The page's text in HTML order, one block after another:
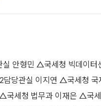
안형민 △국세청 빅데이
당관실 이지연 △국세청
국세청 법무과 이재은 △국